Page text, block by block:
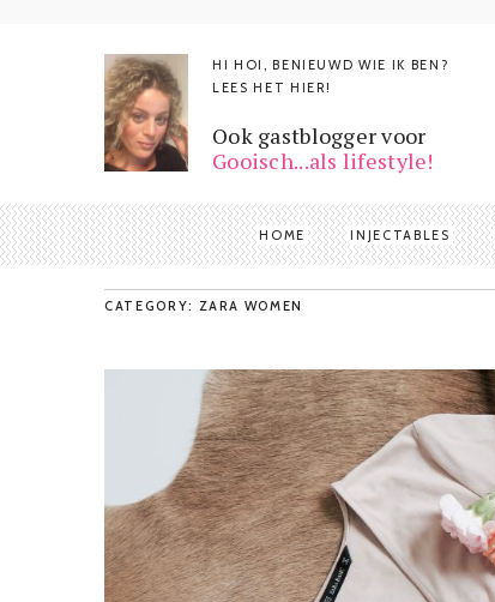
HI HOI, BENIEUWD WIE IK BEN?
LEES HET HIER!
Ook gastblogger voor
Gooisch...als lifestyle!
HOME INJECTABLES
CATEGORY: ZARA WOMEN